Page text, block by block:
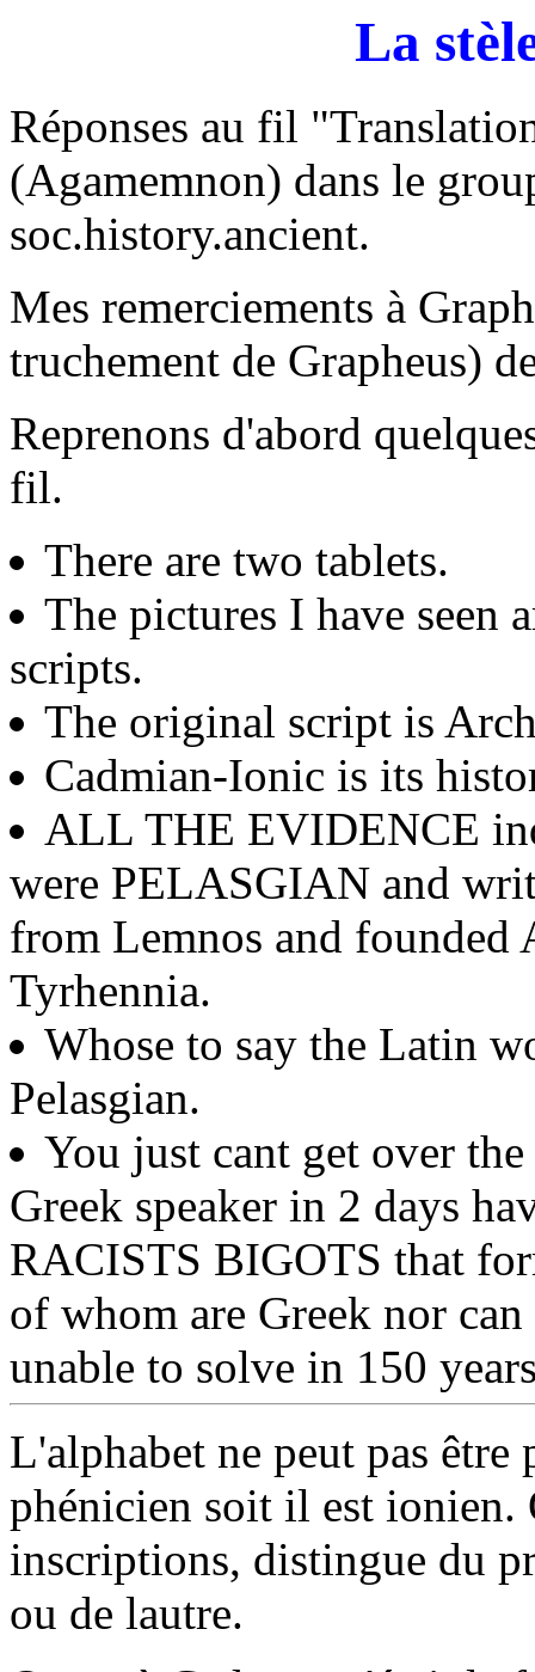
La
Réponses au fil
(Agamemnon) dans le
soc.history.ancient.
Mes remerciements à
truchement de Grapheus)
Reprenons d'abord
fil.
There are two tablets.
The pictures I have seen
scripts.
The original script is
Cadmian-Ionic is its
ALL THE EVIDENCE
were PELASGIAN and
from Lemnos and founded
Tyrhennia.
Whose to say the Latin
Pelasgian.
You just cant get over
Greek speaker in 2 days
RACISTS BIGOTS that
of whom are Greek nor
unable to solve in 150
L'alphabet ne peut pas
phénicien soit il est ionien.
inscriptions, distingue du
ou de lautre.